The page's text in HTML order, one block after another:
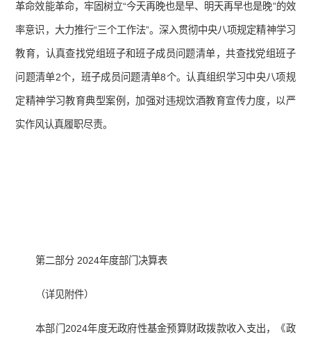
革命效能革命，牢固树立“今天再晚也是早、明天再早也是晚”的效
率意识，大力推行“三个工作法”。深入贯彻中央八项规定精神学习
教育，认真查找党组班子和班子成员问题清单，共查找党组班子
问题清单2个，班子成员问题清单8个。认真组织学习中央八项规
定精神学习教育典型案例，加强对违规饮酒教育宣传力度，以严
实作风认真履职尽责。
第二部分 2024年度部门决算表
（详见附件）
本部门2024年度无政府性基金预算财政拨款收入支出，《政